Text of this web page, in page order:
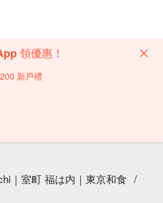
領優惠！
新戶禮
｜室町 福は内｜東京和食 /